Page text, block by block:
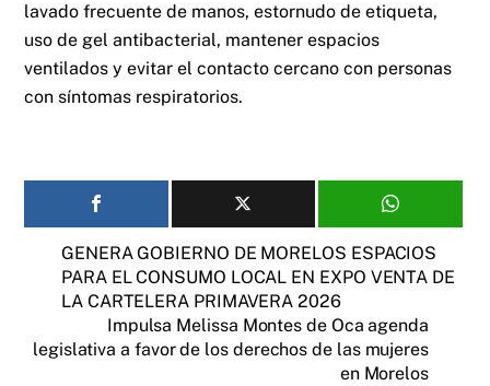
lavado frecuente de manos, estornudo de etiqueta,
uso de gel antibacterial, mantener espacios
ventilados y evitar el contacto cercano con personas
con síntomas respiratorios.
GENERA GOBIERNO DE MORELOS ESPACIOS
PARA EL CONSUMO LOCAL EN EXPO VENTA DE
LA CARTELERA PRIMAVERA 2026
Impulsa Melissa Montes de Oca agenda
legislativa a favor de los derechos de las mujeres
en Morelos